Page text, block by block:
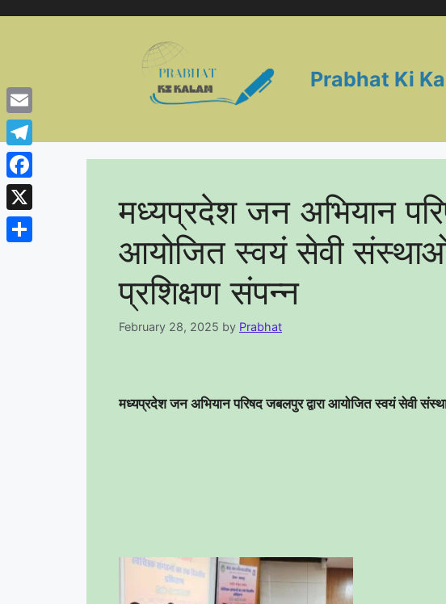
Prabhat Ki
मध्यप्रदेश जन अभियान
आयोजित स्वयं सेवी
प्रशिक्षण संपन्न
February 28, 2025 by Prabhat
मध्यप्रदेश जन अभियान परिषद जबलपुर द्वारा आयोजितस्वयं सेवी
Email
Telegram
Facebook
X